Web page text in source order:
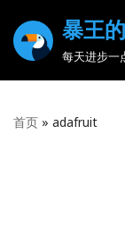
Skip
暴王
每天进步一
首页 » adafruit